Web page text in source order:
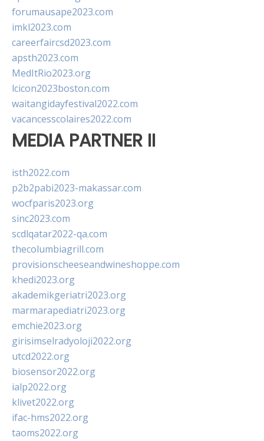
forumausape2023.com
imkl2023.com
careerfaircsd2023.com
apsth2023.com
MedItRio2023.org
lcicon2023boston.com
waitangidayfestival2022.com
vacancesscolaires2022.com
MEDIA PARTNER II
isth2022.com
p2b2pabi2023-makassar.com
wocfparis2023.org
sinc2023.com
scdlqatar2022-qa.com
thecolumbiagrill.com
provisionscheeseandwineshoppe.com
khedi2023.org
akademikgeriatri2023.org
marmarapediatri2023.org
emchie2023.org
girisimselradyoloji2022.org
utcd2022.org
biosensor2022.org
ialp2022.org
klivet2022.org
ifac-hms2022.org
taoms2022.org